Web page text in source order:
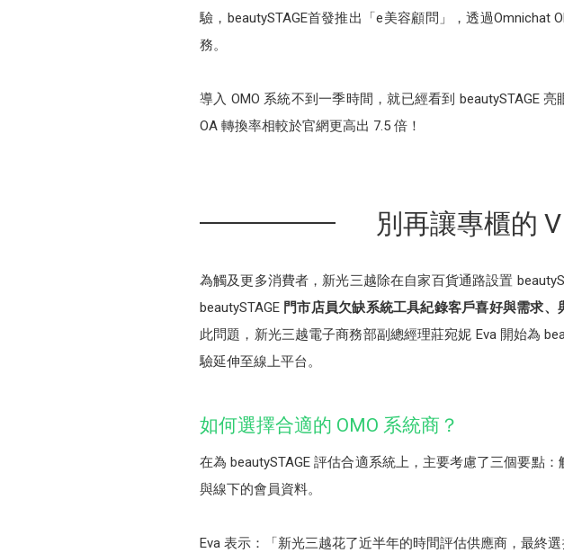
驗，beautySTAGE首發推出「e美容顧問」，透過Omnichat
務。
導入 OMO 系統不到一季時間，就已經看到 beautySTAGE
OA 轉換率相較於官網更高出 7.5 倍！
別再讓專櫃的
為觸及更多消費者，新光三越除在自家百貨通路設置
beautySTAGE 門市店員欠缺系統工具紀錄客戶喜好與需求
此問題，新光三越電子商務部副總經理莊宛妮 Eva 開始為
驗延伸至線上平台。
如何選擇合適的 OMO 系統商？
在為 beautySTAGE 評估合適系統上，主要考慮了三個要點
與線下的會員資料。
Eva 表示：「新光三越花了近半年的時間評估供應商，最終